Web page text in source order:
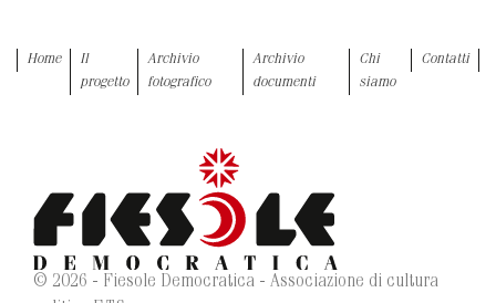
Home
Il
progetto
Archivio
fotografico
Archivio
documenti
Chi
siamo
Contatti
© 2026 - Fiesole Democratica - Associazione di cultura